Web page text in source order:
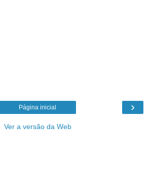
›
Página inicial
Ver a versão da Web